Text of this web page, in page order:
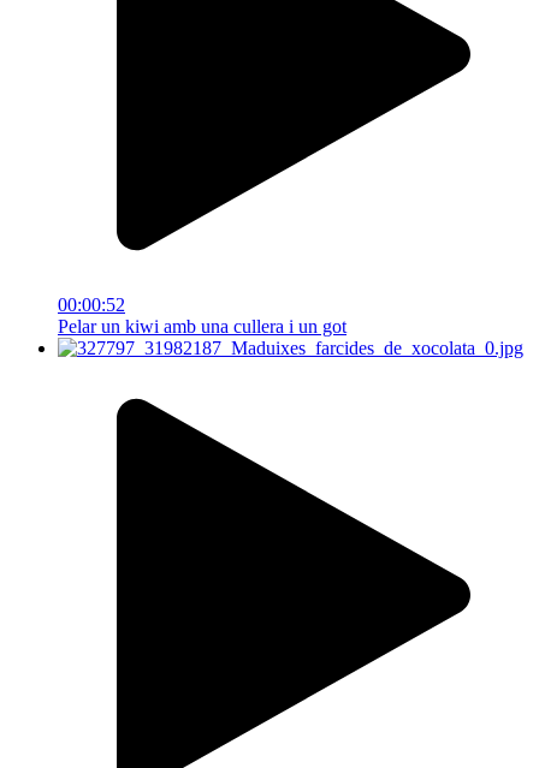
00:00:52
Pelar un kiwi amb una cullera i un got